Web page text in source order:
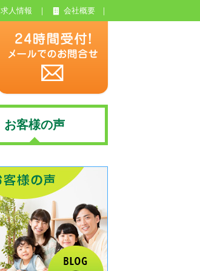
求人情報 会社概要
お客様の声